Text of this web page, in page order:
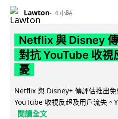
Lawton 4 小時
Netflix 與 Disney
對抗 YouTube 收視
憂
Netflix 與 Disney+ 傳評估推出
YouTube 收視反超及用戶流失。
閱讀全文